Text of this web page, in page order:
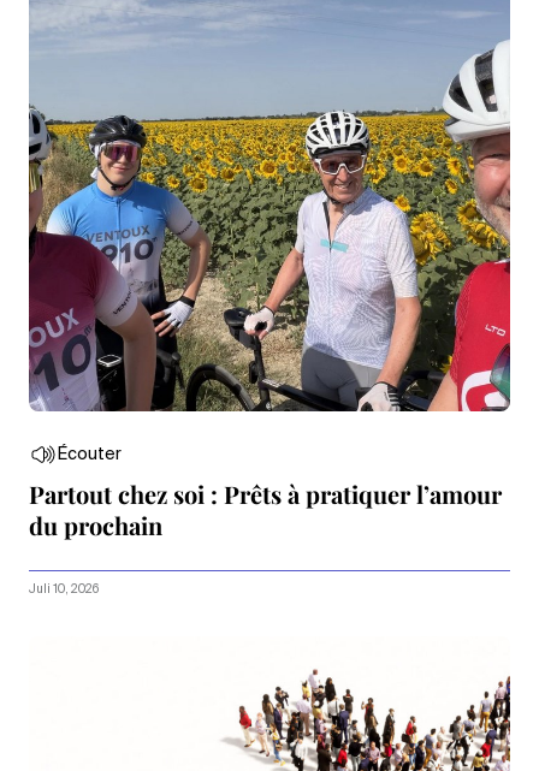
Écouter
Partout chez soi : Prêts à pratiquer l’amour
du prochain
Juli 10, 2026